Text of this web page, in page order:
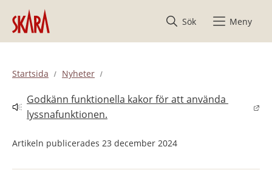
Hoppa till innehåll
Sök
Meny
Startsida Nyheter
Godkänn funktionella kakor för att använda
lyssnafunktionen.
Länk till annan webbplats.
Artikeln publicerades 23 december 2024